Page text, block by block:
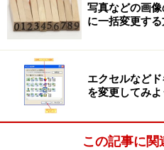
る。
【関連リンク】
写真をすばやく送信する
メールを仲間に一斉送信！
メールを携帯に転送する！
起動後すぐに受信トレイを
写真などの画
に一括変更す
エクセルなど
を変更してみよ
この記事に関